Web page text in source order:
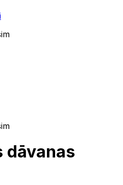
dāvanas